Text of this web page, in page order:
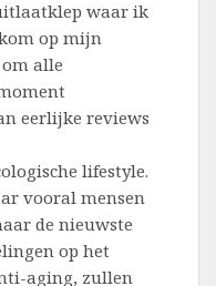
waar ik
op mijn
alle
eerlijke reviews
lifestyle.
vooral mensen
de nieuwste
op het
aging, zullen